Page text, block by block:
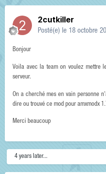
2cutkiller
Posté(e) le 18 octobre
Bonjour
Voila avec la team on voulez mettre
serveur.
On a cherché mes en vain personne
dire ou trouvé ce mod pour amxmodx
Merci beaucoup
4 years later...